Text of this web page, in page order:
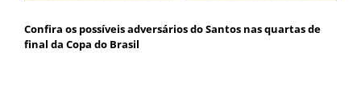
Confira os possíveis adversários do Santos nas quartas de
final da Copa do Brasil